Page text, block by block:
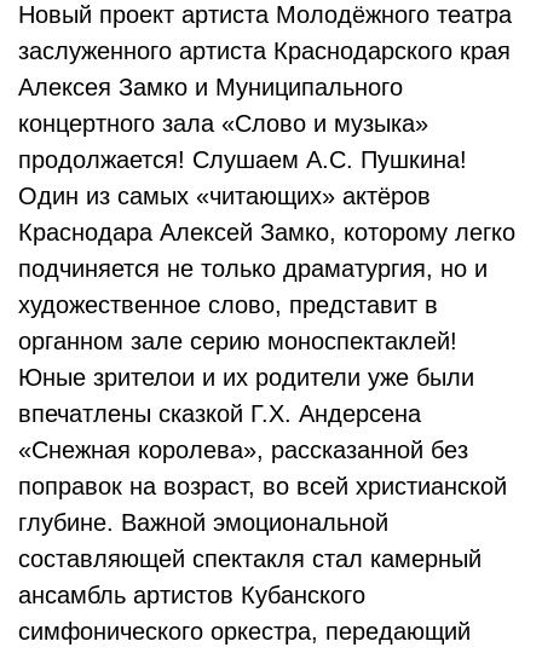
Новый проект артиста Молодёжного театра
заслуженного артиста Краснодарского края
Алексея Замко и Муниципального
концертного зала «Слово и музыка»
продолжается! Слушаем А.С. Пушкина!
Один из самых «читающих» актёров
Краснодара Алексей Замко, которому легко
подчиняется не только драматургия, но и
художественное слово, представит в
органном зале серию моноспектаклей!
Юные зрителои и их родители уже были
впечатлены сказкой Г.Х. Андерсена
«Снежная королева», рассказанной без
поправок на возраст, во всей христианской
глубине. Важной эмоциональной
составляющей спектакля стал камерный
ансамбль артистов Кубанского
симфонического оркестра, передающий